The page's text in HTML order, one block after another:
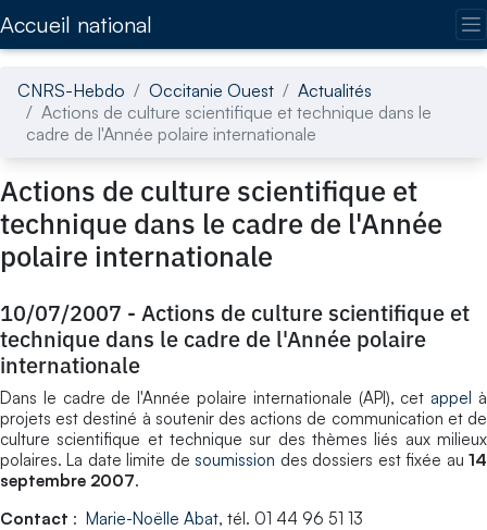
Accueil national
CNRS-Hebdo Occitanie Ouest
Actualités
Actions de culture scientifique et technique dans le
cadre de l'Année polaire internationale
Actions de culture scientifique et
technique dans le cadre de l'Année
polaire internationale
10/07/2007 - Actions de culture scientifique et
technique dans le cadre de l'Année polaire
internationale
Dans le cadre de l'Année polaire internationale (API), cet appel à
projets est destiné à soutenir des actions de communication et de
culture scientifique et technique sur des thèmes liés aux milieux
polaires. La date limite de soumission des dossiers est fixée au14
septembre 2007.
Contact : Marie-Noëlle Abat, tél. 01 44 96 51 13